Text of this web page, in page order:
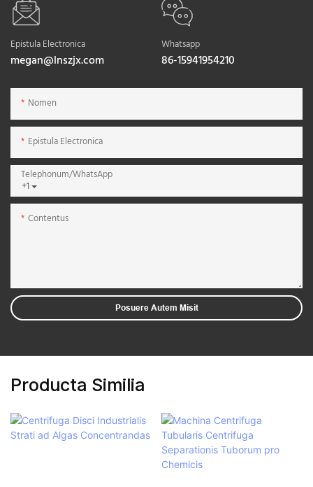
Epistula Electronica
megan@lnszjx.com
Whatsapp
86-15941954210
Nomen
Epistula Electronica
+1
Telephonum/WhatsApp
Contentus
Posuere Autem Misit
Producta Similia